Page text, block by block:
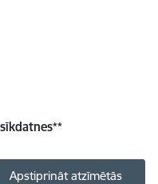
**
Apstiprināt atzīmētās